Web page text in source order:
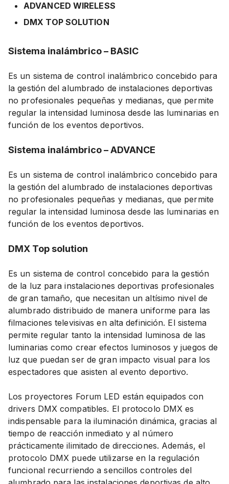
ADVANCED WIRELESS
DMX TOP SOLUTION
Sistema inalámbrico– BASIC
Es un sistema de control inalámbrico concebido para
la gestión del alumbrado de instalaciones deportivas
no profesionales pequeñas y medianas, que permite
regular la intensidad luminosa desde las luminarias en
función de los eventos deportivos.
Sistema inalámbrico– ADVANCE
Es un sistema de control inalámbrico concebido para
la gestión del alumbrado de instalaciones deportivas
no profesionales pequeñas y medianas, que permite
regular la intensidad luminosa desde las luminarias en
función de los eventos deportivos.
DMX Top solution
Es un sistema de control concebido para la gestión
de la luz para instalaciones deportivas profesionales
de gran tamaño, que necesitan un altísimo nivel de
alumbrado distribuido de manera uniforme para las
filmaciones televisivas en alta definición. El sistema
permite regular tanto la intensidad luminosa de las
luminarias como crear efectos luminosos y juegos de
luz que puedan ser de gran impacto visual para los
espectadores que asisten al evento deportivo.
Los proyectores Forum LED están equipados con
drivers DMX compatibles. El protocolo DMX es
indispensable para la iluminación dinámica, gracias al
tiempo de reacción inmediato y al número
prácticamente ilimitado de direcciones. Además, el
protocolo DMX puede utilizarse en la regulación
funcional recurriendo a sencillos controles del